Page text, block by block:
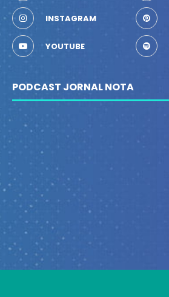
INSTAGRAM
YOUTUBE
PODCAST JORNAL NOTA